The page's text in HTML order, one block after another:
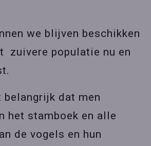
we blijven beschikken
zuivere populatie nu en
belangrijk dat men
het stamboek en alle
de vogels en hun